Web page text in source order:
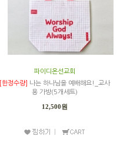
파이디온선교회
[한정수량]
나는 하나님을 예배해요!_교사
용 가방(5개세트)
12,500원